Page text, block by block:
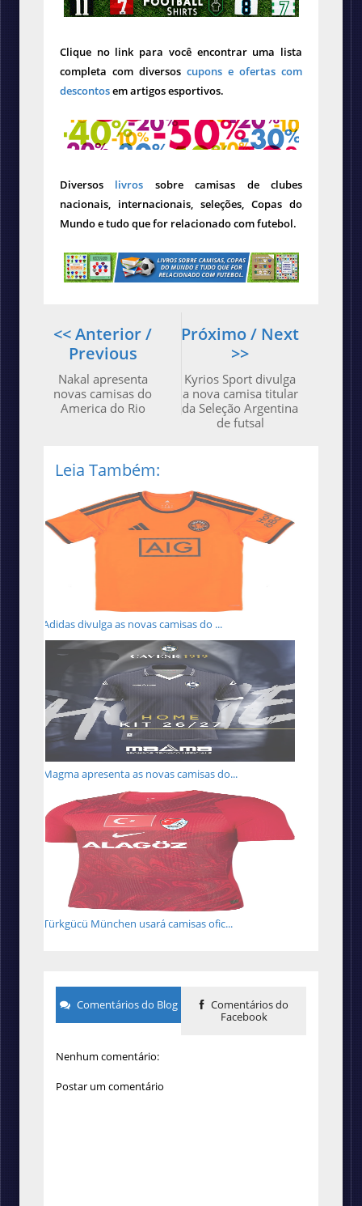
Clique no link para você encontrar uma lista
completa com diversos cupons e ofertas com
descontosem artigos esportivos.
Diversos livros sobre camisas de clubes
nacionais, internacionais, seleções, Copas do
Mundo e tudo que for relacionado com futebol.
Próximo / Next
>>
Kyrios Sport divulga
a nova camisa titular
da Seleção Argentina
de futsal
<< Anterior /
Previous
Nakal apresenta
novas camisas do
America do Rio
Leia Também:
Adidas divulga as novas camisas do ...
Magma apresenta as novas camisas do...
Türkgücü München usará camisas ofic...
Comentários do Blog
Comentários do
Facebook
Nenhum comentário:
Postar um comentário